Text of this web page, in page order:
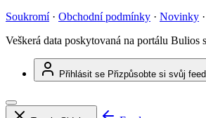
Soukromí · Obchodní podmínky · Novinky ·
Veškerá data poskytovaná na portálu
Přihlásit se Přizpůsobte si svůj feed